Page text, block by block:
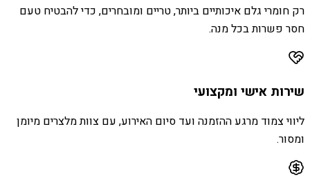
רק חומרי גלם איכותיים ביותר, טריים ומובחרים, כדי להבטיח טעם
חסר פשרות בכל מנה.
שירות אישי ומקצועי
ליווי צמוד מרגע ההזמנה ועד סיום האירוע, עם צוות מלצרים מיומן
ומסור.